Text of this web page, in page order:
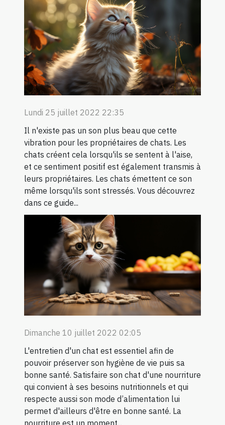
Lundi 25 juillet 2022 22:35
Il n'existe pas un son plus beau que cette
vibration pour les propriétaires de chats. Les
chats créent cela lorsqu'ils se sentent à l'aise,
et ce sentiment positif est également transmis à
leurs propriétaires. Les chats émettent ce son
même lorsqu'ils sont stressés. Vous découvrez
dans ce guide...
Dimanche 10 juillet 2022 02:05
L'entretien d'un chat est essentiel afin de
pouvoir préserver son hygiène de vie puis sa
bonne santé. Satisfaire son chat d'une nourriture
qui convient à ses besoins nutritionnels et qui
respecte aussi son mode d’alimentation lui
permet d'ailleurs d'être en bonne santé. La